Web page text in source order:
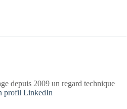
depuis 2009 un regard technique
profil LinkedIn